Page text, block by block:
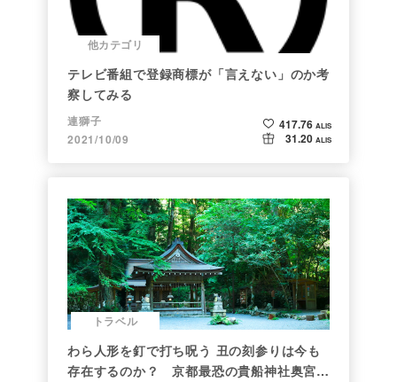
他カテゴリ
テレビ番組で登録商標が「言えない」のか考
察してみる
連獅子
2021/10/09
417.76 ALIS
31.20 ALIS
トラベル
わら人形を釘で打ち呪う 丑の刻参りは今も
存在するのか？ 京都最恐の貴船神社奥宮を